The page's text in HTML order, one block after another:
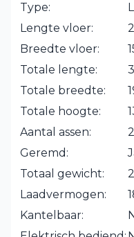
Type:
Lengte vloer:
Breedte vloer:
Totale lengte:
Totale breedte:
Totale hoogte:
Aantal assen:
2
Geremd:
Totaal gewicht:
Laadvermogen:
Kantelbaar: